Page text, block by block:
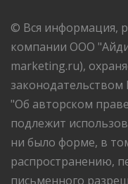
© Вся информация,
компании ООО
marketing.ru),
"Об авторском
подлежит
ни было форме, в
распространению,
письменного